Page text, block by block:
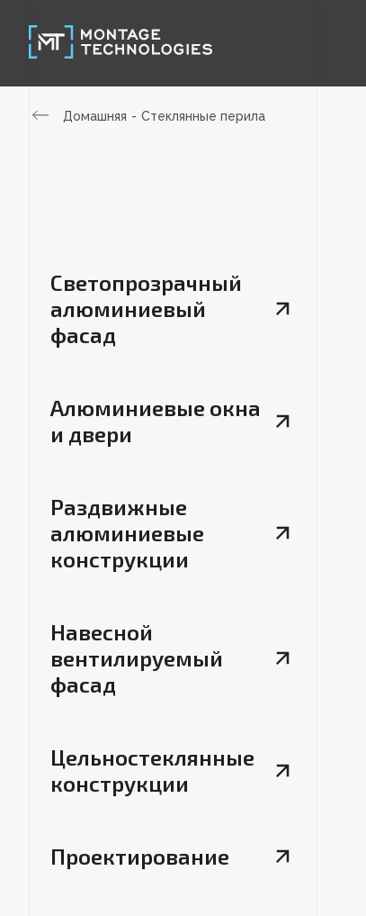
Домашняя Стеклянные перила
Светопрозрачный
алюминиевый
фасад
Алюминиевые окна
и двери
Раздвижные
алюминиевые
конструкции
Навесной
вентилируемый
фасад
Цельностеклянные
конструкции
Проектирование